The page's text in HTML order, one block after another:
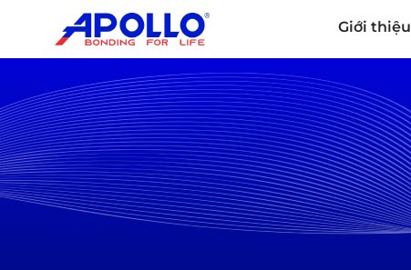
Giới thiệu